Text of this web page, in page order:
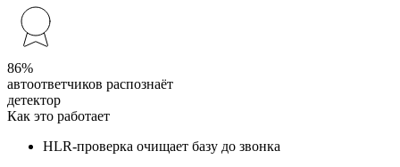
86%
автоответчиков распознаёт
детектор
Как это работает
HLR-проверка очищает базу до звонка